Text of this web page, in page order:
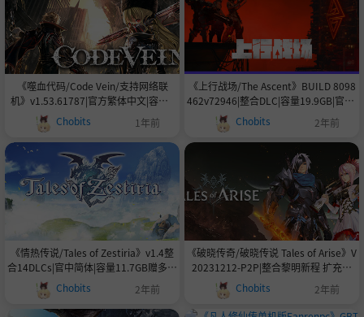
《噬血代码/Code Vein/支持网络联
机》v1.53.61787|官方繁体中文|容量3
4.3GB|支持键鼠.手柄|赠多项修改器|赠
二周目通关存档.地图探索全解锁.29位
血码解锁.300满级角色|赠资料设定集.
原声带
Chobits 1年前
《上行战场/The Ascent》BUILD 8098
462v72946|整合DLC|容量19.9GB|官中|
支持键鼠.手柄|赠多项修改器
Chobits 2年前
《情热传说/Tales of Zestiria》v1.4整
合14DLCs|官中简体|容量11.7GB赠多项
修改器
Chobits 2年前
《破晓传奇/破晓传说 Tales of Arise》V
20231212-P2P|整合黎明新程 扩充套
组|官中|支持键鼠.手柄|赠多项修改器|一
周目通关存档|MOD整合|容量41.1GB
Chobits 2年前